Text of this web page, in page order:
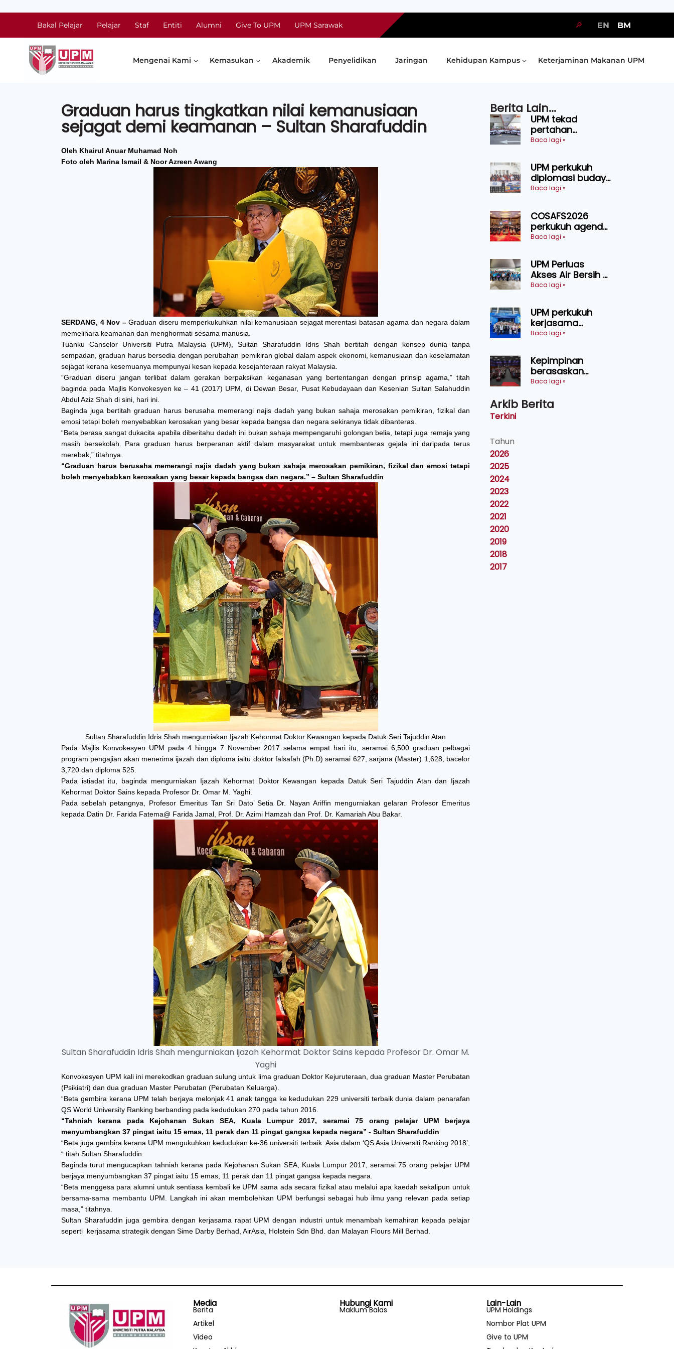
Bakal Pelajar Pelajar Staf Entiti Alumni Give To UPM UPM Sarawak 🔎 EN BM
Mengenai Kami Kemasukan Akademik Penyelidikan Jaringan Kehidupan Kampus Keterjaminan Makanan UPM
Graduan harus tingkatkan nilai kemanusiaan
sejagat demi keamanan – Sultan Sharafuddin
Oleh Khairul Anuar Muhamad Noh
Foto oleh Marina Ismail & Noor Azreen Awang
SERDANG, 4 Nov –Graduan diseru memperkukuhkan nilai kemanusiaan sejagat merentasi batasan agama dan negara dalam
memelihara keamanan dan menghormati sesama manusia.
Tuanku Canselor Universiti Putra Malaysia (UPM), Sultan Sharafuddin Idris Shah bertitah dengan konsep dunia tanpa
sempadan, graduan harus bersedia dengan perubahan pemikiran global dalam aspek ekonomi, kemanusiaan dan keselamatan
sejagat kerana kesemuanya mempunyai kesan kepada kesejahteraan rakyat Malaysia.
“Graduan diseru jangan terlibat dalam gerakan berpaksikan keganasan yang bertentangan dengan prinsip agama,” titah
baginda pada Majlis Konvokesyen ke – 41 (2017) UPM, di Dewan Besar, Pusat Kebudayaan dan Kesenian Sultan Salahuddin
Abdul Aziz Shah di sini, hari ini.
Baginda juga bertitah graduan harus berusaha memerangi najis dadah yang bukan sahaja merosakan pemikiran, fizikal dan
emosi tetapi boleh menyebabkan kerosakan yang besar kepada bangsa dan negara sekiranya tidak dibanteras.
“Beta berasa sangat dukacita apabila diberitahu dadah ini bukan sahaja mempengaruhi golongan belia, tetapi juga remaja yang
masih bersekolah. Para graduan harus berperanan aktif dalam masyarakat untuk membanteras gejala ini daripada terus
merebak,” titahnya.
“Graduan harus berusaha memerangi najis dadah yang bukan sahaja merosakan pemikiran, fizikal dan emosi tetapi
boleh menyebabkan kerosakan yang besar kepada bangsa dan negara.” – Sultan Sharafuddin
Sultan Sharafuddin Idris Shah mengurniakan Ijazah Kehormat Doktor Kewangan kepada Datuk Seri Tajuddin Atan
Pada Majlis Konvokesyen UPM pada 4 hingga 7 November 2017 selama empat hari itu, seramai 6,500 graduan pelbagai
program pengajian akan menerima ijazah dan diploma iaitu doktor falsafah (Ph.D) seramai 627, sarjana (Master) 1,628, bacelor
3,720 dan diploma 525.
Pada istiadat itu, baginda mengurniakan Ijazah Kehormat Doktor Kewangan kepada Datuk Seri Tajuddin Atan dan Ijazah
Kehormat Doktor Sains kepada Profesor Dr. Omar M. Yaghi.
Pada sebelah petangnya, Profesor Emeritus Tan Sri Dato’ Setia Dr. Nayan Ariffin mengurniakan gelaran Profesor Emeritus
kepada Datin Dr. Farida Fatema@ Farida Jamal, Prof. Dr. Azimi Hamzah dan Prof. Dr. Kamariah Abu Bakar.
Sultan Sharafuddin Idris Shah mengurniakan Ijazah Kehormat Doktor Sains kepada Profesor Dr. Omar M.
Yaghi
Konvokesyen UPM kali ini merekodkan graduan sulung untuk lima graduan Doktor Kejuruteraan, dua graduan Master Perubatan
(Psikiatri) dan dua graduan Master Perubatan (Perubatan Keluarga).
“Beta gembira kerana UPM telah berjaya melonjak 41 anak tangga ke kedudukan 229 universiti terbaik dunia dalam penarafan
QS World University Ranking berbanding pada kedudukan 270 pada tahun 2016.
“Tahniah kerana pada Kejohanan Sukan SEA, Kuala Lumpur 2017, seramai 75 orang pelajar UPM berjaya
menyumbangkan 37 pingat iaitu 15 emas, 11 perak dan 11 pingat gangsa kepada negara” - Sultan Sharafuddin
“Beta juga gembira kerana UPM mengukuhkan kedudukan ke-36 universiti terbaik Asia dalam ‘QS Asia Universiti Ranking 2018’,
“ titah Sultan Sharafuddin.
Baginda turut mengucapkan tahniah kerana pada Kejohanan Sukan SEA, Kuala Lumpur 2017, seramai 75 orang pelajar UPM
berjaya menyumbangkan 37 pingat iaitu 15 emas, 11 perak dan 11 pingat gangsa kepada negara.
“Beta menggesa para alumni untuk sentiasa kembali ke UPM sama ada secara fizikal atau melalui apa kaedah sekalipun untuk
bersama-sama membantu UPM. Langkah ini akan membolehkan UPM berfungsi sebagai hub ilmu yang relevan pada setiap
masa,” titahnya.
Sultan Sharafuddin juga gembira dengan kerjasama rapat UPM dengan industri untuk menambah kemahiran kepada pelajar
seperti kerjasama strategik dengan Sime Darby Berhad, AirAsia, Holstein Sdn Bhd. dan Malayan Flours Mill Berhad.
Berita Lain...
UPM tekad
pertahan
kejuaraan SUKUM
pingat emas
Baca lagi »
UPM perkukuh
diplomasi budaya
Malaysia-
Narasi Nusantara
Baca lagi »
COSAFS2026
perkukuh agenda
keselamatan
AgriHub pacu
transformasi
pertanian
Sarawak
Baca lagi »
UPM Perluas
Akses Air Bersih di
31 Kediaman
Chini
Baca lagi »
UPM perkukuh
kerjasama
pendidikan pintar
lawatan rasmi ke
China
Baca lagi »
Kepimpinan
berasaskan
kepercayaan
kecemerlangan
Baca lagi »
Arkib Berita
Terkini
Tahun
2026
2025
2024
2023
2022
2021
2020
2019
2018
2017
Media
Berita
Artikel
Video
Hubungi Kami
Maklum Balas
Lain-Lain
UPM Holdings
Nombor Plat UPM
Give to UPM